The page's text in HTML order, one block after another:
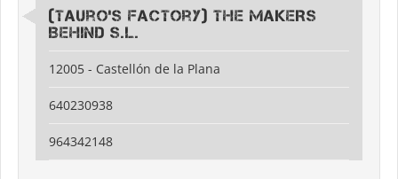
(Tauro's Factory) THE MAKERS
BEHIND S.L.
12005 - Castellón de la Plana
640230938
964342148